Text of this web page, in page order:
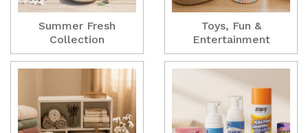
Summer Fresh
Collection
Toys, Fun &
Entertainment